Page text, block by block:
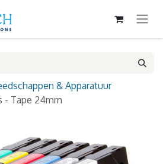
& Apparatuur
- Tape 24mm